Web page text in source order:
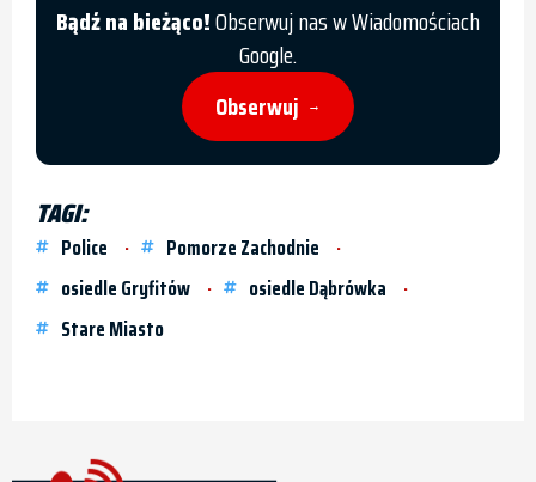
Bądź na bieżąco!Obserwuj nas w Wiadomościach
Google.
Obserwuj →
TAGI:
Police
Pomorze Zachodnie
osiedle Gryfitów
osiedle Dąbrówka
Stare Miasto